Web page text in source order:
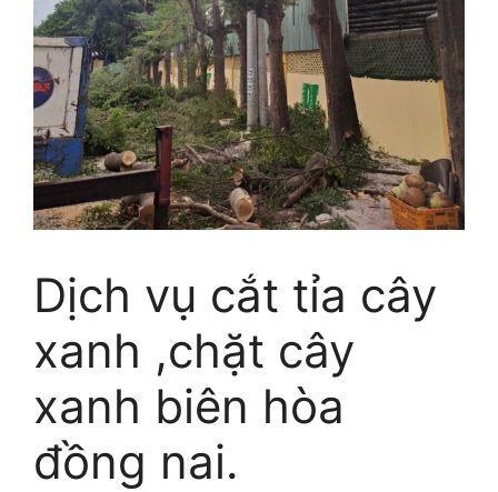
Dịch vụ cắt tỉa cây
xanh ,chặt cây
xanh biên hòa
đồng nai.